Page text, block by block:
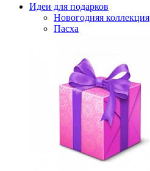
Идеи для подарков
Новогодняя коллекция
Пасха